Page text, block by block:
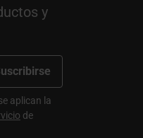
y
aplican la
de